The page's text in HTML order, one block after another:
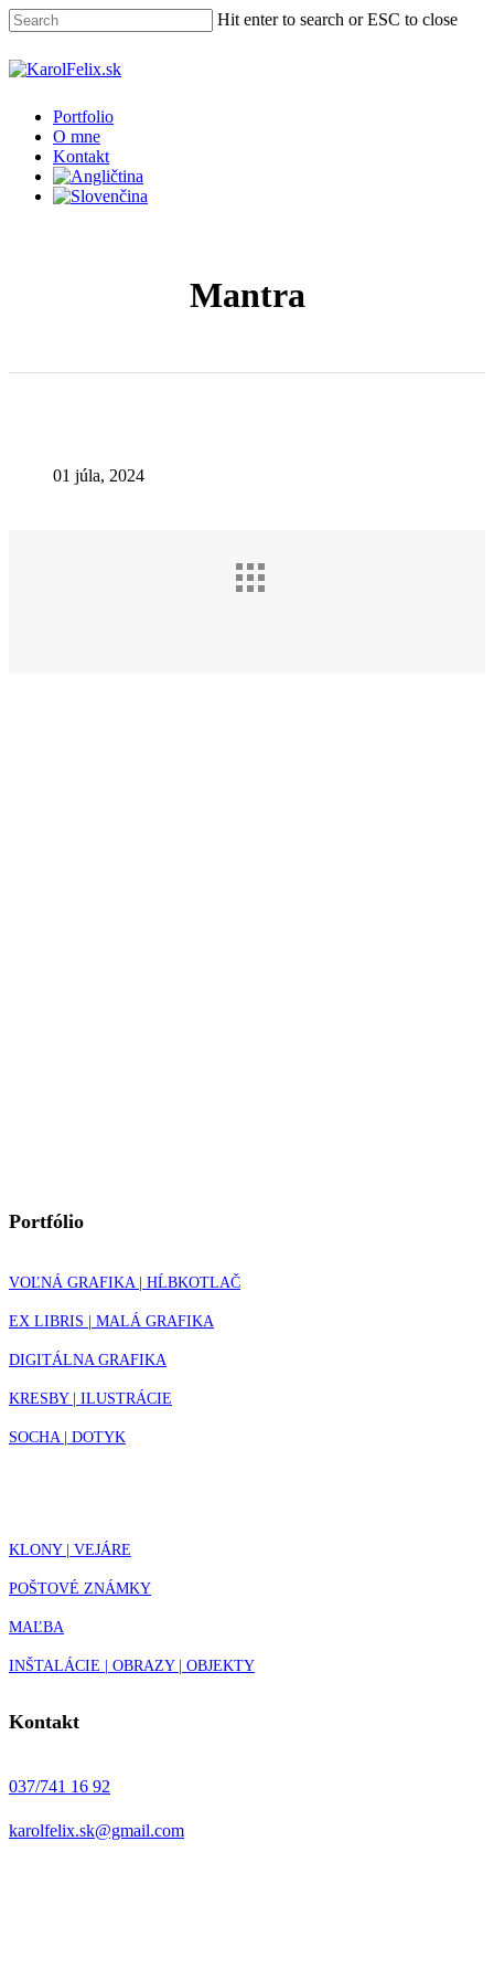
Skip
to
main
content
Hit enter to search or ESC to close
Close
Menu
Portfolio
O mne
Kontakt
Mantra
01 júla, 2024
Portfólio
VOĽNÁ GRAFIKA | HĹBKOTLAČ
EX LIBRIS | MALÁ GRAFIKA
DIGITÁLNA GRAFIKA
KRESBY | ILUSTRÁCIE
SOCHA | DOTYK
KLONY | VEJÁRE
POŠTOVÉ ZNÁMKY
MAĽBA
INŠTALÁCIE | OBRAZY | OBJEKTY
Kontakt
037/741 16 92
karolfelix.sk@gmail.com